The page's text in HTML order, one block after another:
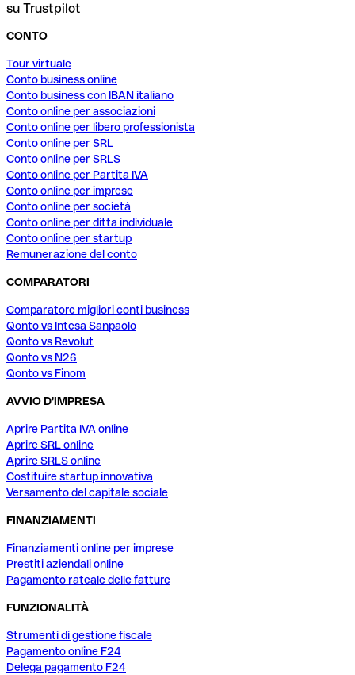
su Trustpilot
CONTO
Tour virtuale
Conto business online
Conto business con IBAN italiano
Conto online per associazioni
Conto online per libero professionista
Conto online per SRL
Conto online per SRLS
Conto online per Partita IVA
Conto online per imprese
Conto online per società
Conto online per ditta individuale
Conto online per startup
Remunerazione del conto
COMPARATORI
Comparatore migliori conti business
Qonto vs Intesa Sanpaolo
Qonto vs Revolut
Qonto vs N26
Qonto vs Finom
AVVIO D'IMPRESA
Aprire Partita IVA online
Aprire SRL online
Aprire SRLS online
Costituire startup innovativa
Versamento del capitale sociale
FINANZIAMENTI
Finanziamenti online per imprese
Prestiti aziendali online
Pagamento rateale delle fatture
FUNZIONALITÀ
Strumenti di gestione fiscale
Pagamento online F24
Delega pagamento F24